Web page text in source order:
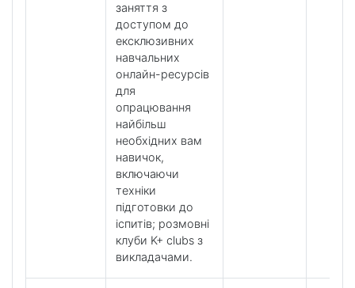
заняття з
доступом до
ексклюзивних
навчальних
онлайн-ресурсів
для
опрацювання
найбільш
необхідних вам
навичок,
включаючи
техніки
підготовки до
іспитів; розмовні
клуби K+ clubs з
викладачами.